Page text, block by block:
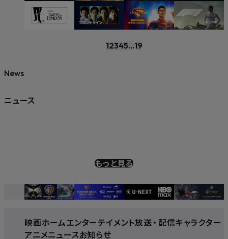
12345...19
News
ニュース
もっと見る
映画ホームエンターテイメント放送・ 配信キャラクター
アニメニュースお知らせ